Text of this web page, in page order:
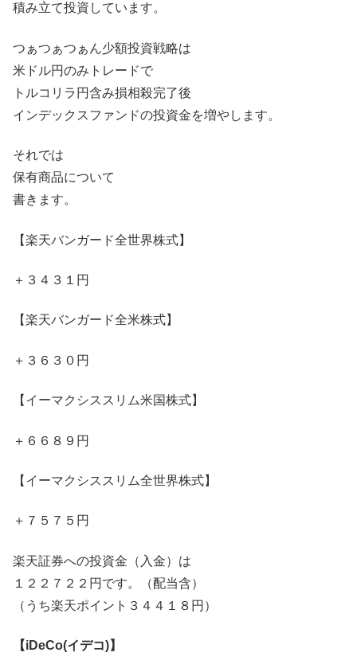
積み立て投資しています。
つぁつぁつぁん少額投資戦略は
米ドル円のみトレードで
トルコリラ円含み損相殺完了後
インデックスファンドの投資金を増やします。
それでは
保有商品について
書きます。
【楽天バンガード全世界株式】
＋３４３１円
【楽天バンガード全米株式】
＋３６３０円
【イーマクシススリム米国株式】
＋６６８９円
【イーマクシススリム全世界株式】
＋７５７５円
楽天証券への投資金（入金）は
１２２７２２円です。（配当含）
（うち楽天ポイント３４４１８円）
【iDeCo(イデコ)】